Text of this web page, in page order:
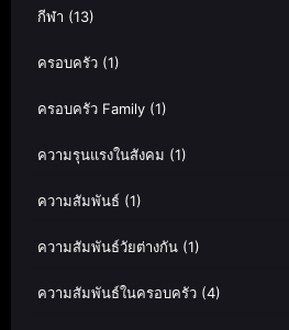
กีฬา (13)
ครอบครัว (1)
ครอบครัว Family (1)
ความรุนแรงในสังคม (1)
ความสัมพันธ์ (1)
ความสัมพันธ์วัยต่างกัน (1)
ความสัมพันธ์ในครอบครัว (4)